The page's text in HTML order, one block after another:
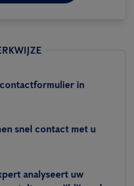
in
snel contact met u
analyseert uw